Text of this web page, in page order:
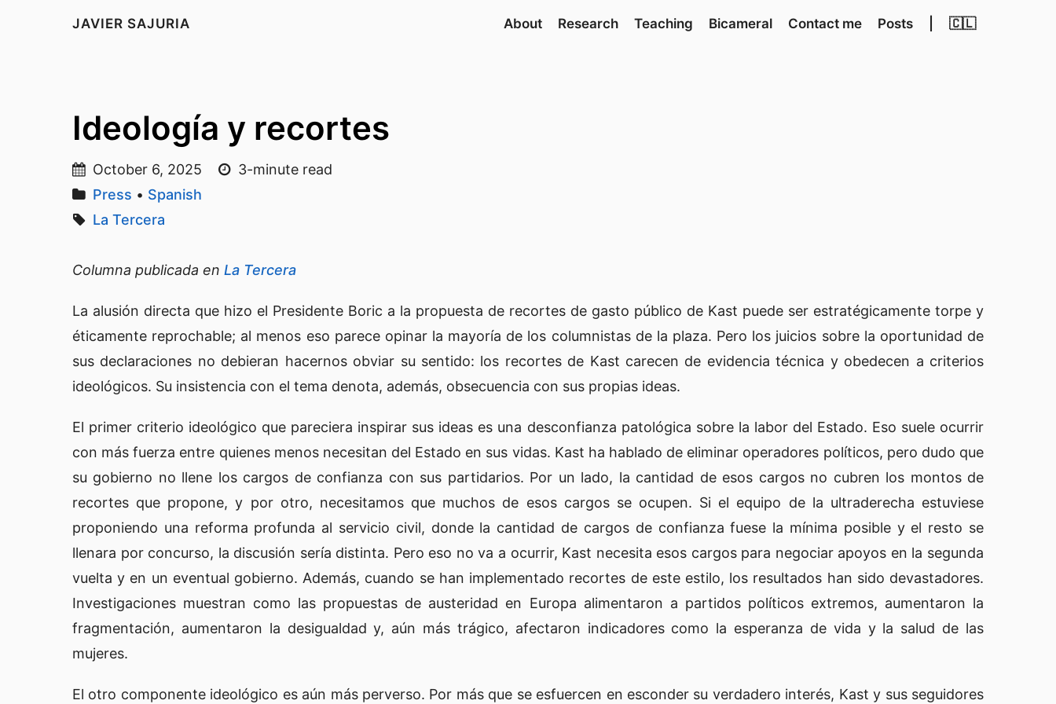
JAVIER SAJURIA About Research Teaching Bicameral Contact me Posts 🇨🇱
Ideología y recortes
October 6, 2025
3-minute read
Press • Spanish
La Tercera
Columna publicada en La Tercera
La alusión directa que hizo el Presidente Boric a la propuesta de recortes de gasto público de Kast puede ser estratégicamente torpe y
éticamente reprochable; al menos eso parece opinar la mayoría de los columnistas de la plaza. Pero los juicios sobre la oportunidad de
sus declaraciones no debieran hacernos obviar su sentido: los recortes de Kast carecen de evidencia técnica y obedecen a criterios
ideológicos. Su insistencia con el tema denota, además, obsecuencia con sus propias ideas.
El primer criterio ideológico que pareciera inspirar sus ideas es una desconfianza patológica sobre la labor del Estado. Eso suele ocurrir
con más fuerza entre quienes menos necesitan del Estado en sus vidas. Kast ha hablado de eliminar operadores políticos, pero dudo que
su gobierno no llene los cargos de confianza con sus partidarios. Por un lado, la cantidad de esos cargos no cubren los montos de
recortes que propone, y por otro, necesitamos que muchos de esos cargos se ocupen. Si el equipo de la ultraderecha estuviese
proponiendo una reforma profunda al servicio civil, donde la cantidad de cargos de confianza fuese la mínima posible y el resto se
llenara por concurso, la discusión sería distinta. Pero eso no va a ocurrir, Kast necesita esos cargos para negociar apoyos en la segunda
vuelta y en un eventual gobierno. Además, cuando se han implementado recortes de este estilo, los resultados han sido devastadores.
Investigaciones muestran como las propuestas de austeridad en Europa alimentaron a partidos políticos extremos, aumentaron la
fragmentación, aumentaron la desigualdad y, aún más trágico, afectaron indicadores como la esperanza de vida y la salud de las
mujeres.
El otro componente ideológico es aún más perverso. Por más que se esfuercen en esconder su verdadero interés, Kast y sus seguidores